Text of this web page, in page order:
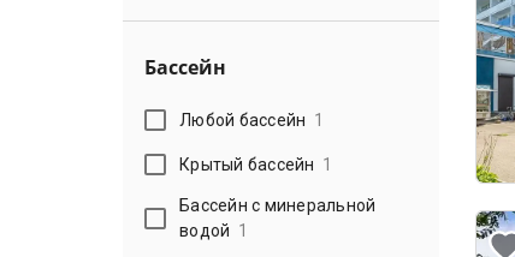
Бассейн
Любой бассейн 1
Крытый бассейн 1
Бассейн с минеральной
водой 1